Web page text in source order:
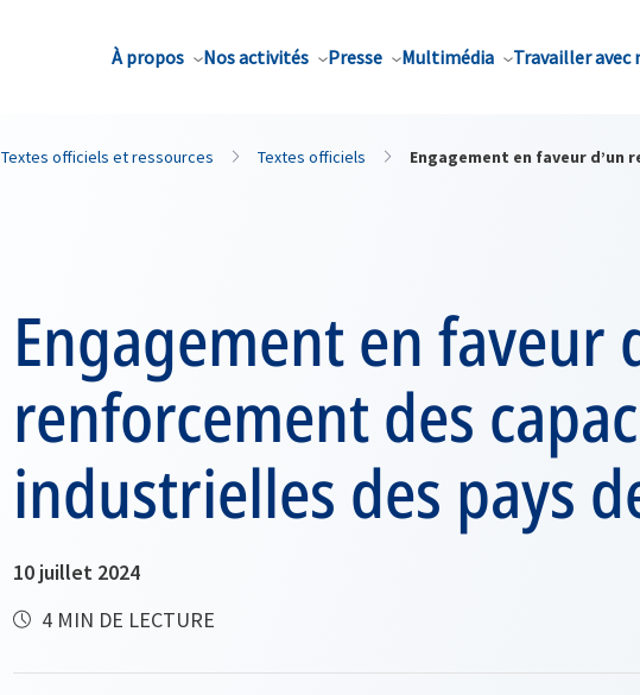
À propos Nos activités Presse Multimédia Travailler avec
Textes officiels et ressources Textes officiels Engagement en faveur d’un
Engagement en faveur
renforcement des
industrielles des pays
10 juillet 2024
4 MIN DE LECTURE